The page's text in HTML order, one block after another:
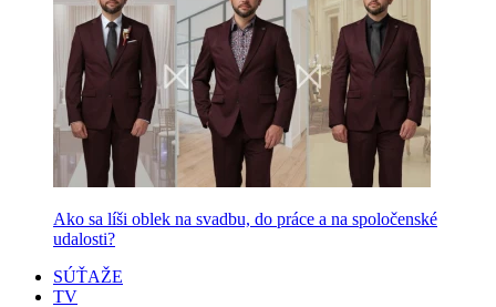
Ako sa líši oblek na svadbu, do práce a na spoločenské
udalosti?
SÚŤAŽE
TV